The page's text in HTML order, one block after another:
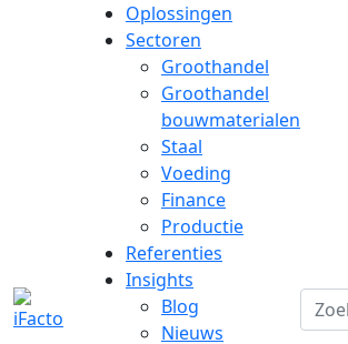
Oplossingen
Sectoren
Groothandel
Groothandel
bouwmaterialen
Staal
Voeding
Finance
Productie
Referenties
Insights
Blog
Nieuws